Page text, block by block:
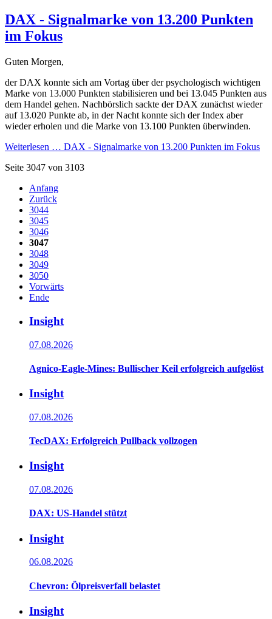
DAX - Signalmarke von 13.200 Punkten
im Fokus
Guten Morgen,
der DAX konnte sich am Vortag über der psychologisch wichtigen
Marke von 13.000 Punkten stabilisieren und bei 13.045 Punkten aus
dem Handel gehen. Nachbörslich sackte der DAX zunächst wieder
auf 13.020 Punkte ab, in der Nacht konnte sich der Index aber
wieder erholen und die Marke von 13.100 Punkten überwinden.
Weiterlesen … DAX - Signalmarke von 13.200 Punkten im Fokus
Seite 3047 von 3103
Anfang
Zurück
3044
3045
3046
3047
3048
3049
3050
Vorwärts
Ende
Insight
07.08.2026
Agnico-Eagle-Mines: Bullischer Keil erfolgreich aufgelöst
Insight
07.08.2026
TecDAX: Erfolgreich Pullback vollzogen
Insight
07.08.2026
DAX: US-Handel stützt
Insight
06.08.2026
Chevron: Ölpreisverfall belastet
Insight